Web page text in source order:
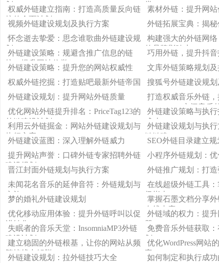
划
堂
权威外链建立指南：打造高质量反向链
接的全面计划
素材外链：提升网
视频外链建设规划及执行方案
外链拓展宝典：揭
怀念逝去挚爱：思念谁歌曲外链建设规
划
构建强大的外链网络
的品牌影响力
外链建设策略：规避含推广信息的链
接，提升网站信誉
巧用外链，提升抖
外链建设策略：提升您的网站权威性
文库外链策略规划
权威外链挖掘：打造贴吧最新外链帝国
搜狐号外链建设规
外链建设规划：提升网站外链质量
打造权威音乐外链
SamsaraQQ空间音乐
优化网站外链提升排名：PriceTag123的
外链建设计划
外链建设策略与执
成功
利用云外链掘金：网站外链建设规划与
执行方案
外链建设规划与执
链链建
外链建设蓝图：深入理解外链威力
SEO外链目录建立
提升网站声誉：口碑外链专家招聘外链
建设规划
小程序外链规划：
晋江封面外链规划与执行方案
外链推广规划：打
未闻花名音乐的延伸音符：外链规划与
实施
在线超级外链工具
极指南
梦的婚礼外链建设规划
掌握石墨文档分享
在线内容
优化移动应用体验：提升外链呼叫以促
进转化
外链域的权力：提
器
失眠者的音乐天堂：InsomniaMP3外链
建设计划
免费音乐外链获取
划
建立稳固的外链根基，让你的网站从频
繁掉线中解脱
优化WordPress网站
案
外链建设规划：拉外链技巧大全
如何制定和执行成